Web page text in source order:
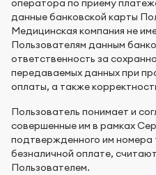
оператора по приему
данные банковской карты
Медицинская компания не
Пользователям данным
ответственность за
передаваемых данных при
оплаты, а также
Пользователь понимает и
совершенные им в рамках
подтвержденного им номера
безналичной оплате,
Пользователем.